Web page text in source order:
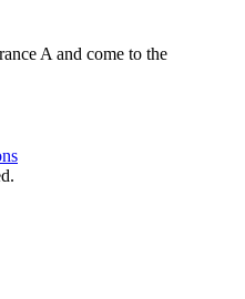
A and come to the